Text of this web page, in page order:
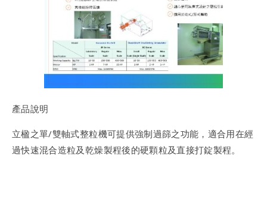
產品說明
立楹之單/雙軸式整粒機可提供強制過篩之功能，適合用在經
過快速混合造粒及乾燥製程後的硬顆粒及直接打錠製程。